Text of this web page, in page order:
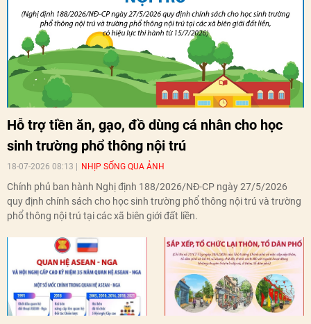
Hỗ trợ tiền ăn, gạo, đồ dùng cá nhân cho học
sinh trường phổ thông nội trú
18-07-2026 08:13 NHỊP SỐNG QUA ẢNH
Chính phủ ban hành Nghị định 188/2026/NĐ-CP ngày 27/5/2026
quy định chính sách cho học sinh trường phổ thông nội trú và trường
phổ thông nội trú tại các xã biên giới đất liền.